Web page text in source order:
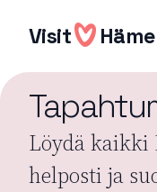
sisältöön
Visit Häme
Löydä kaikki
helposti ja